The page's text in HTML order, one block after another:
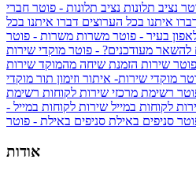
נציב תלונות נציב תלונות - פוטר חברי
איתנו בכל הערוצים דברו איתנו בכל
בעיר - פוטר משרות משרות - פוטר
להשאר מעודכנים? - פוטר מוקדי שירות
שירות הזמנת שיחה מהמוקד שירות
מוקדי שירות- איתור וזימון תור מוקדי
רשימת מרכזי שירות לקוחות רשימת
לקוחות במייל שירות לקוחות במייל -
סניפים באילת סניפים באילת - פוטר
אודות